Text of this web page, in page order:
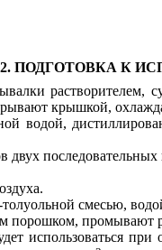
2. ПОДГОТОВКА К
крышкой,
водой,
смесью,
промывают
использоваться